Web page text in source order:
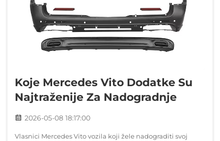
Koje Mercedes Vito Dodatke Su
Najtraženije Za Nadogradnje
2026-05-08 18:17:00
Vlasnici Mercedes Vito vozila koji žele nadograditi svoj